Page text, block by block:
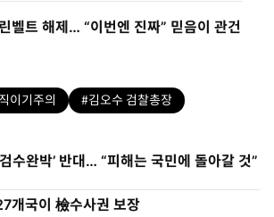
벨트 해제… “이번엔 진짜” 믿음이 관건
이기주의 #김오수 검찰총장
수완박’ 반대… “피해는 국민에 돌아갈 것”
개국이 檢수사권 보장